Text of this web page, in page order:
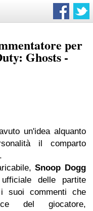
per
Ghosts -
un'idea alquanto
il comparto
Snoop Dogg
delle partite
suoi commenti che
del giocatore,